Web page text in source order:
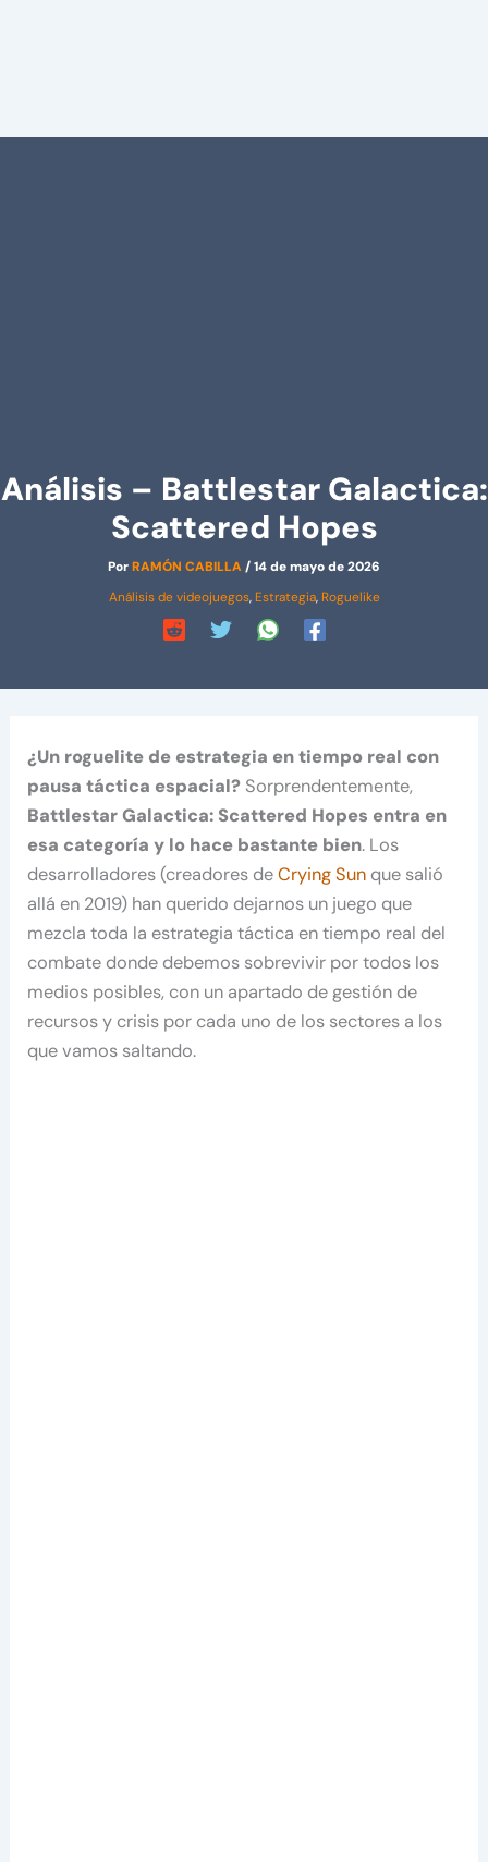
Análisis – Battlestar Galactica:
Scattered Hopes
PorRAMÓN CABILLA/14 de mayo de 2026
Análisis de videojuegos, Estrategia, Roguelike
¿Un roguelite de estrategia en tiempo real con
pausa táctica espacial? Sorprendentemente,
Battlestar Galactica: Scattered Hopes entra en
esa categoría y lo hace bastante bien. Los
desarrolladores (creadores deCrying Sun que salió
allá en 2019) han querido dejarnos un juego que
mezcla toda la estrategia táctica en tiempo real del
combate donde debemos sobrevivir por todos los
medios posibles, con un apartado de gestión de
recursos y crisis por cada uno de los sectores a los
que vamos saltando.